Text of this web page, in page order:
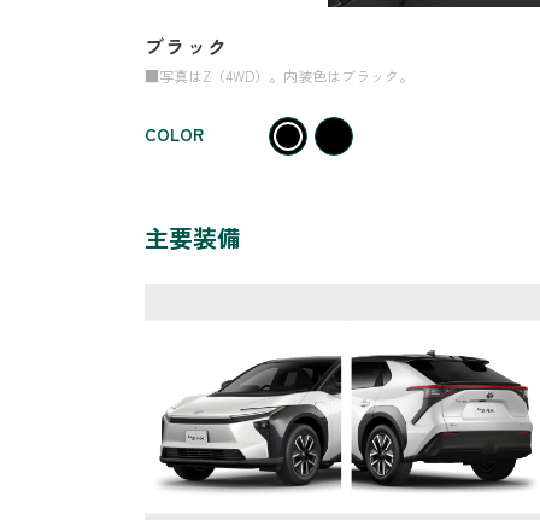
ブラック
■写真はZ（4WD）。内装色はブラック。
COLOR
主要装備